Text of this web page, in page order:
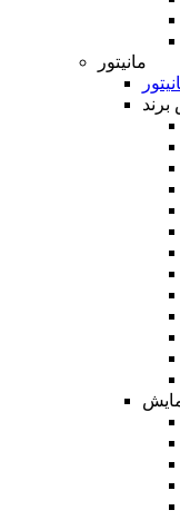
مانیتور
برند